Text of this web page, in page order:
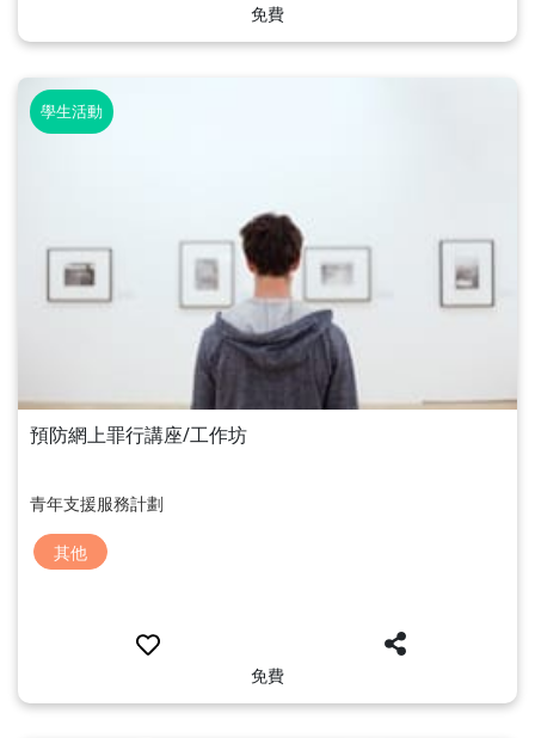
免費
學生活動
預防網上罪行講座/工作坊
青年支援服務計劃
其他
免費